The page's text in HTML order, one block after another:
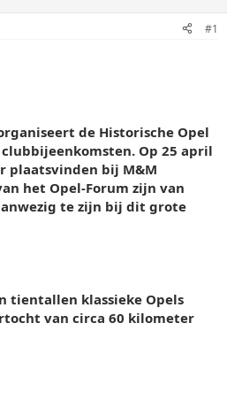
#1
de Historische Opel
clubbijeenkomsten. Op 25 april
plaatsvinden bij M&M
het Opel-Forum zijn van
te zijn bij dit grote
tientallen klassieke Opels
van circa 60 kilometer